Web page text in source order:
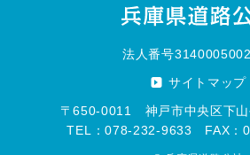
法人番号
サイトマップ
〒650-0011 神戸市中央区下
TEL：078-232-9633 FAX：